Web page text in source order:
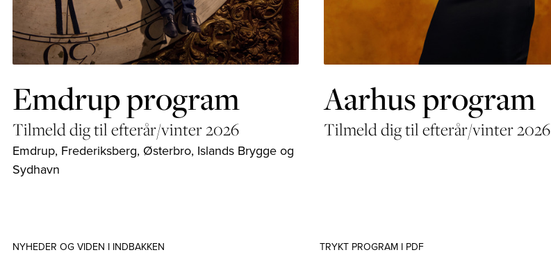
Emdrup program
Tilmeld dig til efterår/vinter 2026
Emdrup, Frederiksberg, Østerbro, Islands Brygge og
Sydhavn
Aarhus program
Tilmeld dig til efterår/vinter 2026
NYHEDER OG VIDEN I INDBAKKEN TRYKT PROGRAM I PDF